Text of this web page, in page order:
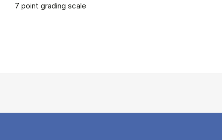
7 point grading scale